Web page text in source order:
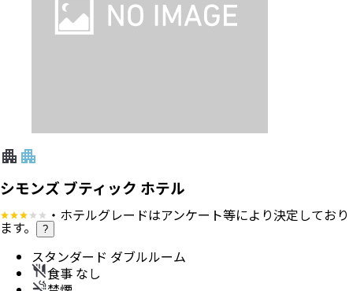
シモンズ ブティック ホテル
・ホテルグレードはアンケート等により決定しており
ます。 ?
スタンダード ダブルルーム
食事 なし